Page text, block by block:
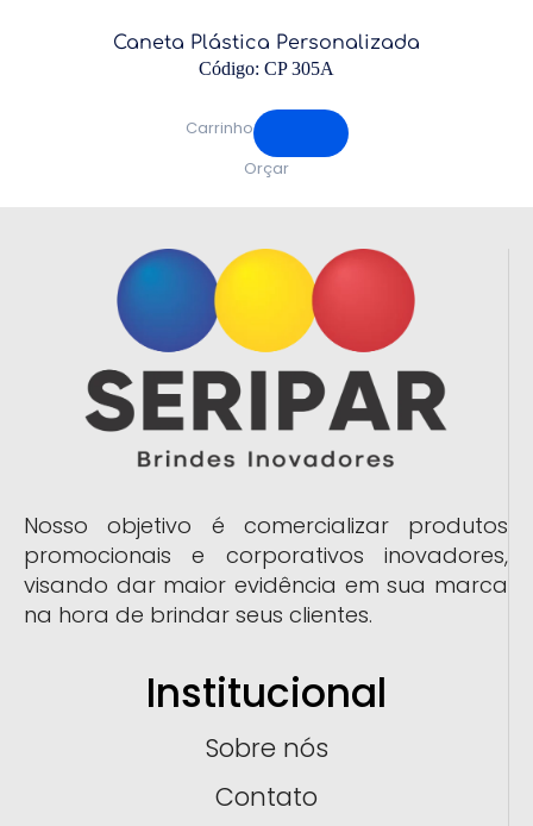
Caneta Plástica Personalizada
Código: CP 305A
Carrinho
Orçar
Nosso objetivo é comercializar produtos
promocionais e corporativos inovadores,
visando dar maior evidência em sua marca
na hora de brindar seus clientes.
Institucional
Sobre nós
Contato